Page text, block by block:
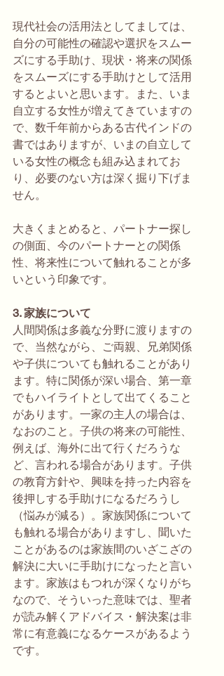
現代社会の活用法としてましては、
自分の可能性の確認や選択をスムー
ズにする手助け、現状・将来の関係
をスムーズにする手助けとして活用
するとよいと思います。また、いま
自立する女性が増えてきていますの
で、数千年前からある古代インドの
書ではありますが、いまの自立して
いる女性の概念も組み込まれてお
り、必要のない方は深く掘り下げま
せん。
大きくまとめると、パートナー探し
の側面、今のパートナーとの関係
性、将来性について触れることが多
いという印象です。
3. 家族について
人間関係は多義な分野に渡りますの
で、当然ながら、ご両親、兄弟関係
や子供についても触れることがあり
ます。特に関係が深い場合、第一章
でもハイライトとして出てくること
があります。一家の主人の場合は、
なおのこと。子供の将来の可能性、
例えば、海外に出て行くだろうな
ど、言われる場合があります。子供
の教育方針や、興味を持った内容を
後押しする手助けになるだろうし
（悩みが減る）。家族関係について
も触れる場合がありますし、聞いた
ことがあるのは家族間のいざこざの
解決に大いに手助けになったと言い
ます。家族はもつれが深くなりがち
なので、そういった意味では、聖者
が読み解くアドバイス・解決案は非
常に有意義になるケースがあるよう
です。